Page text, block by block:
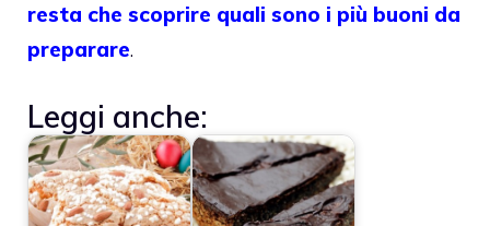
resta che scoprire quali sono i più buoni da
preparare.
Leggi anche: